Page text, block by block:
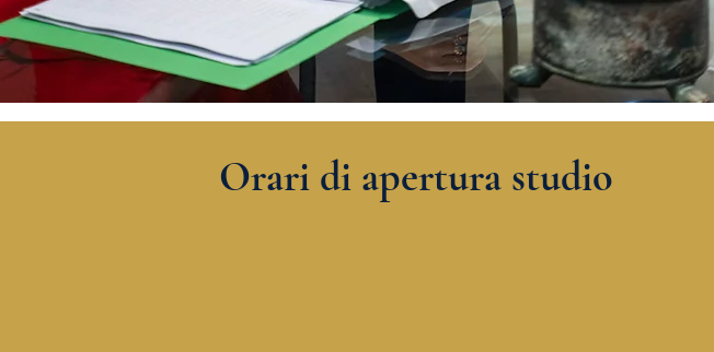
Orari di apertura studio